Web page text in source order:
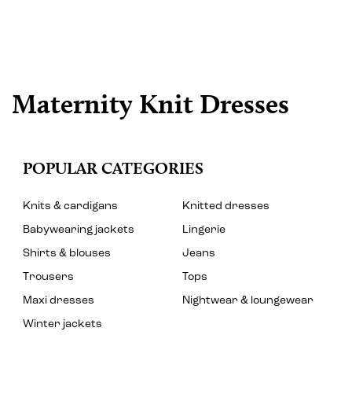
Maternity Knit Dresses
POPULAR CATEGORIES
Knits & cardigans
Knitted dresses
Babywearing jackets
Lingerie
Shirts & blouses
Jeans
Trousers
Tops
Maxi dresses
Nightwear & loungewear
Winter jackets